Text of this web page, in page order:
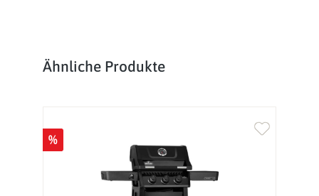
Produktgalerie überspringen
Ähnliche Produkte
%